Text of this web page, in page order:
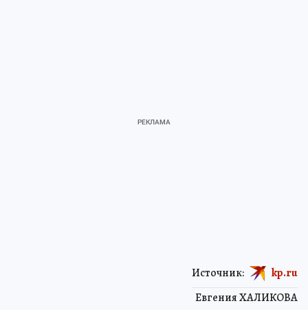
Евгения ХАЛИКОВА
Источник: kp.ru